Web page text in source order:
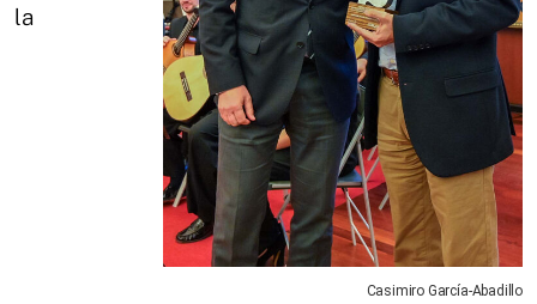
Casimiro García-Abadillo
la